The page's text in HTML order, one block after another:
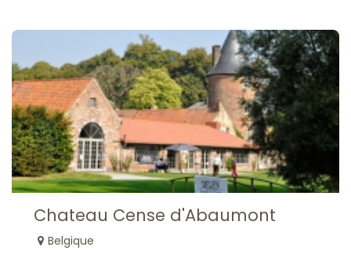
Chateau Cense d'Abaumont
Belgique